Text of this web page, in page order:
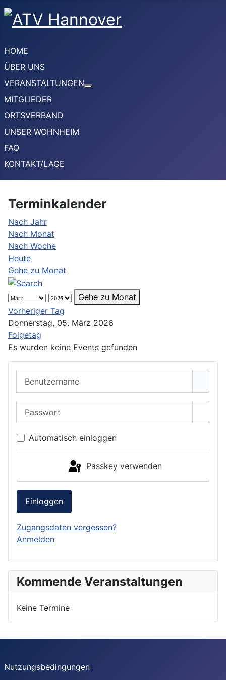
HOME
ÜBER UNS
VERANSTALTUNGEN
MITGLIEDER
ORTSVERBAND
UNSER WOHNHEIM
FAQ
KONTAKT/LAGE
Terminkalender
Nach Jahr
Nach Monat
Nach Woche
Heute
Gehe zu Monat
Gehe zu Monat
Vorheriger Tag
Donnerstag, 05. März 2026
Folgetag
Es wurden keine Events gefunden
Automatisch einloggen
Passkey verwenden
Einloggen
Zugangsdaten vergessen?
Anmelden
Kommende Veranstaltungen
Keine Termine
Nutzungsbedingungen